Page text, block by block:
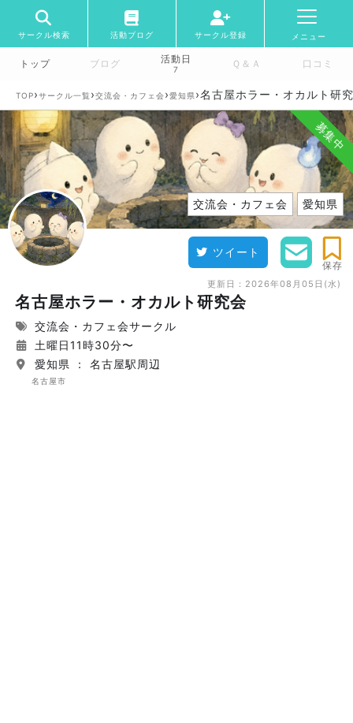
サークル検索 活動ブログ サークル登録 メニュー
トップ ブログ 活動日
7 Ｑ＆Ａ 口コミ
TOP›サークル一覧 ›交流会・カフェ会›愛知県›名古屋ホラー・オカルト研
募集中
交流会・カフェ会 愛知県
ツイート
保存
更新日： 2026年08月05日(水)
名古屋ホラー・オカルト研究会
交流会・カフェ会サークル
土曜日11時30分〜
愛知県 ： 名古屋駅周辺
名古屋市